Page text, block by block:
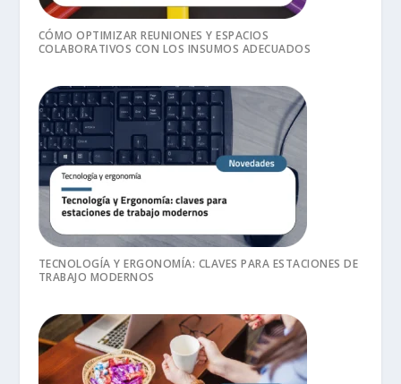
CÓMO OPTIMIZAR REUNIONES Y ESPACIOS
COLABORATIVOS CON LOS INSUMOS ADECUADOS
TECNOLOGÍA Y ERGONOMÍA: CLAVES PARA ESTACIONES DE
TRABAJO MODERNOS